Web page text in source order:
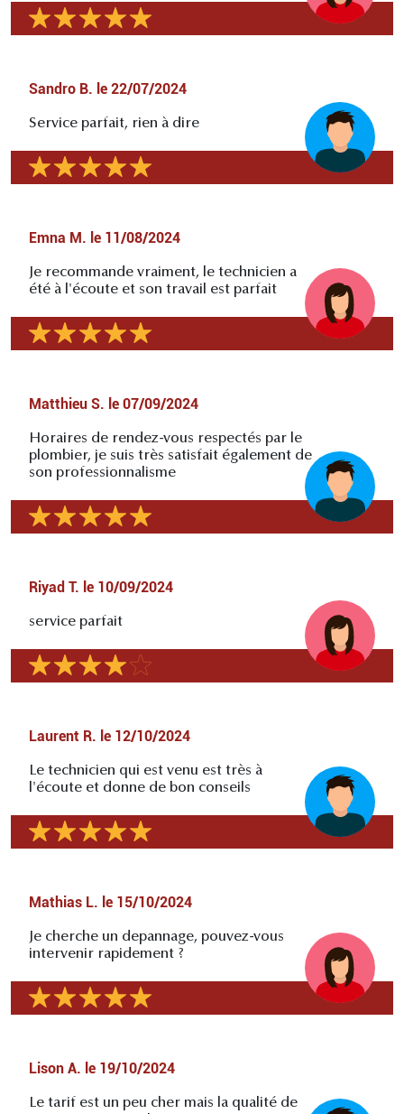
Sandro B. le 22/07/2024
Service parfait, rien à dire
Emna M. le 11/08/2024
Je recommande vraiment, le technicien a
été à l'écoute et son travail est parfait
Matthieu S. le 07/09/2024
Horaires de rendez-vous respectés par le
plombier, je suis très satisfait également de
son professionnalisme
Riyad T. le 10/09/2024
service parfait
Laurent R. le 12/10/2024
Le technicien qui est venu est très à
l'écoute et donne de bon conseils
Mathias L. le 15/10/2024
Je cherche un depannage, pouvez-vous
intervenir rapidement ?
Lison A. le 19/10/2024
Le tarif est un peu cher mais la qualité de